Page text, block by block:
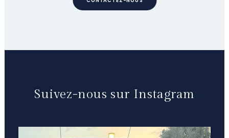
Suivez-nous sur Instagram